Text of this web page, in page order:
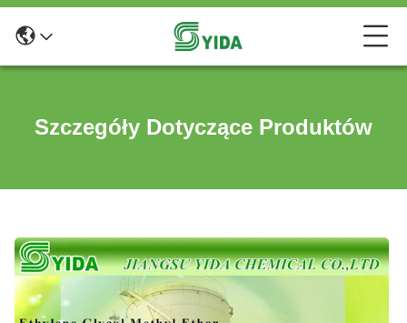
Szczegóły Dotyczące Produktów